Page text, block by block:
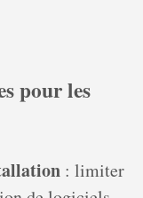
pour les
: limiter